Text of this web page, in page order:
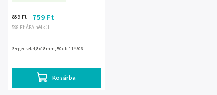
598 Ft ÁFA nélkül
839 Ft 759 Ft
Kosárba
Szegecsek 4,8x18mm, 50 db 11Y506